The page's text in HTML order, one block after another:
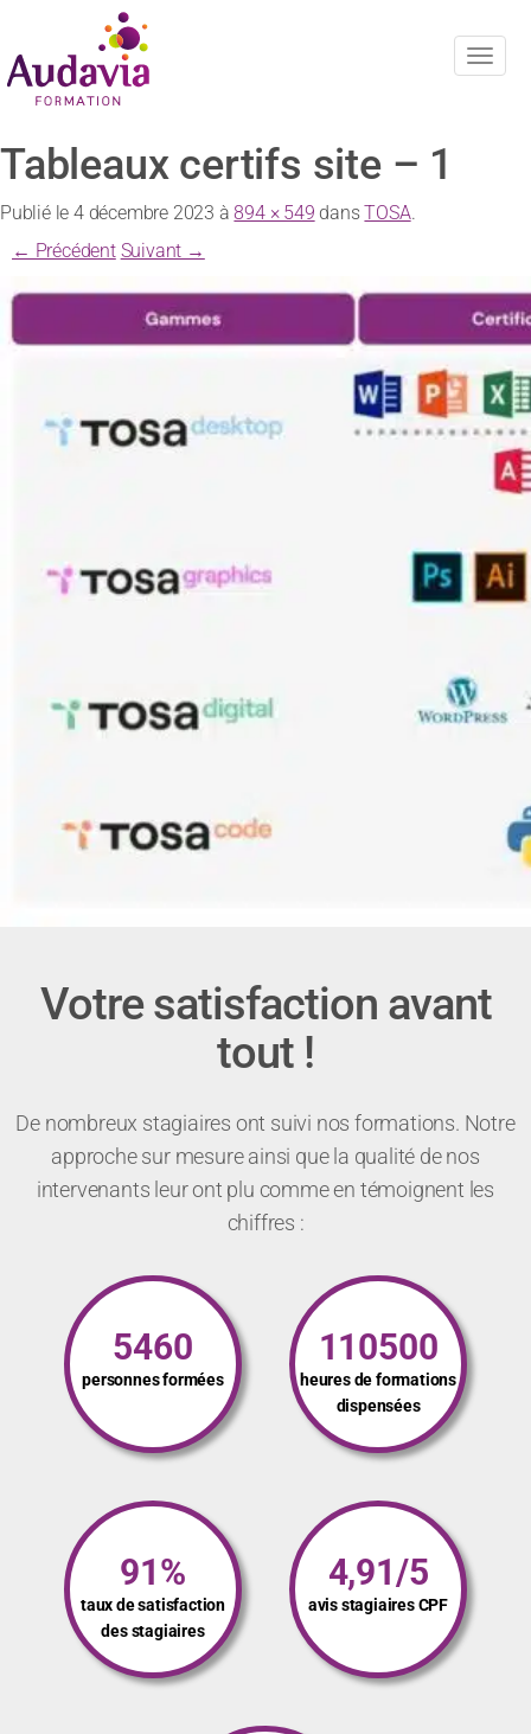
Tableaux certifs site – 1
Publié le 4 décembre 2023 à894 × 549 dansTOSA.
← Précédent Suivant →
Votre satisfaction avant
tout !
De nombreux stagiaires ont suivi nos formations. Notre
approche sur mesure ainsi que la qualité de nos
intervenants leur ont plu comme en témoignent les
chiffres :
5460
personnes formées
110500
heures de formations
dispensées
91%
taux de satisfaction
des stagiaires
4,91/5
avis stagiaires CPF